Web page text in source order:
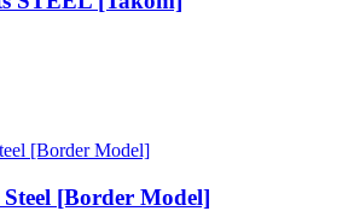
[Border Model]